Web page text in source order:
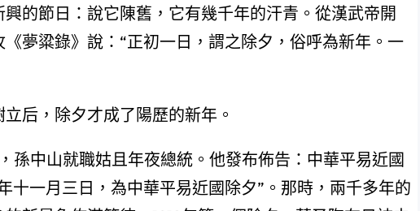
的節日：說它陳舊，它有幾千年的汗青。從漢武帝開
夢粱錄》說：“正初一日，謂之除夕，俗呼為新年。一
后，除夕才成了陽歷的新年。
孫中山就職姑且年夜總統。他發布佈告：中華平易近國
十一月三日，為中華平易近國除夕”。那時，兩千多年的